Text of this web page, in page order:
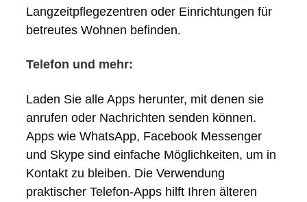
Langzeitpflegezentren oder Einrichtungen für
betreutes Wohnen befinden.
Telefon und mehr:
Laden Sie alle Apps herunter, mit denen sie
anrufen oder Nachrichten senden können.
Apps wie WhatsApp, Facebook Messenger
und Skype sind einfache Möglichkeiten, um in
Kontakt zu bleiben. Die Verwendung
praktischer Telefon-Apps hilft Ihren älteren